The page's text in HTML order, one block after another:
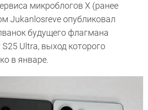
микроблогов X (ранее
Jukanlosreve опубликовал
будущего флагмана
Ultra, выход которого
в январе.